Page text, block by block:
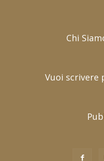
Chi
Vuoi scrivere